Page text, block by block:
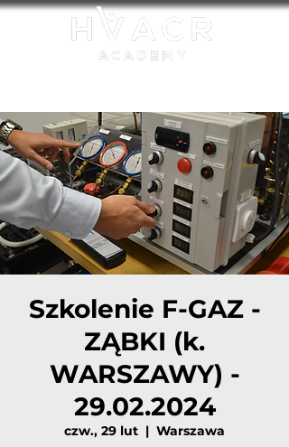
Szkolenie F-GAZ -
ZĄBKI (k.
WARSZAWY) -
29.02.2024
czw., 29 lut
  |
Warszawa